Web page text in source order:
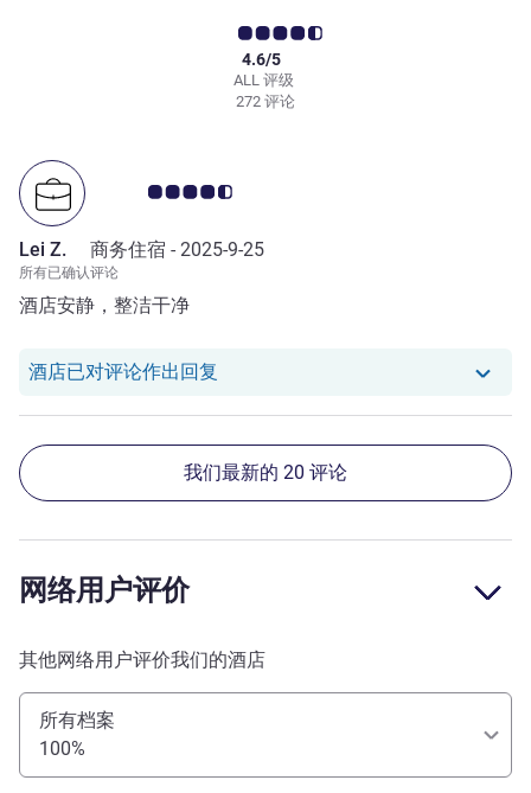
ALL 评级
4.6/5
272 评论
客户意见评级 4.5/5
Lei Z. 商务住宿 - 2025-9-25
所有已确认评论
酒店安静，整洁干净
酒店已对评论作出回复 我们酒店已对 Lei Z. 的评论作出回复
我们最新的 20 评论
网络用户评价
其他网络用户评价我们的酒店
所有档案
100%